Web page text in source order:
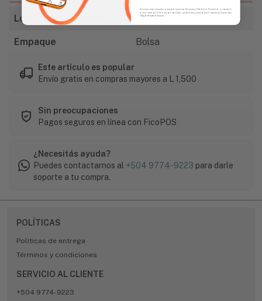
Longitud de dientes 86 mm
Empaque Bolsa
Este artículo es popular
Envío gratis en compras mayores a L 1,500
Sin preocupaciones
Pagos seguros en línea con FicoPOS
¿Necesitás ayuda?
Puedes contactarnos al +504 9774-9223 para darle
soporte a tu compra.
POLÍTICAS
Políticas de entrega
Términos y condiciones
SERVICIO AL CLIENTE
+504 9774-9223
Al enviar este formulario, aceptás nuestros Términos y Política de Privacidad, y consentís
recibir correos de Fierros con novedades, productos y eventos. Este consentimiento no es
obligatorio para comprar.